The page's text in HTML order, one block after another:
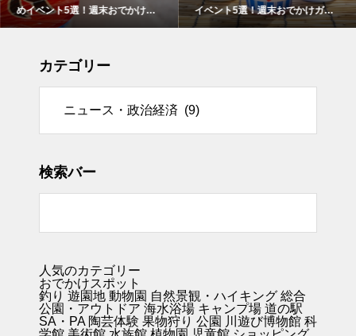
めイベント5選！週末おでかけガ
イド
イベント5選！週末おでかけガイ
ド
カテゴリー
検索バー
人気のカテゴリー
おでかけスポット
釣り 遊園地 動物園 自然景観・ハイキング 総合
公園・アウトドア 海水浴場 キャンプ場 道の駅
SA・PA 陶芸体験 果物狩り 公園 川遊び博物館 科